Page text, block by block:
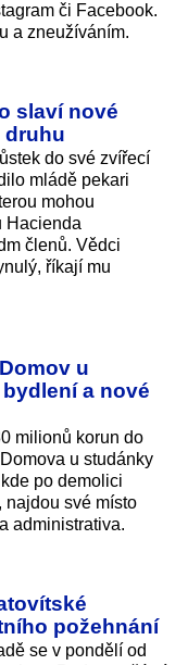
či Facebook.
a zneužíváním.
slaví nové
druhu
do své zvířecí
mládě pekari
mohou
Hacienda
členů. Vědci
říkají mu
u
a nové
milionů korun do
u studánky
po demolici
najdou své místo
administrativa.
požehnání
se v pondělí od